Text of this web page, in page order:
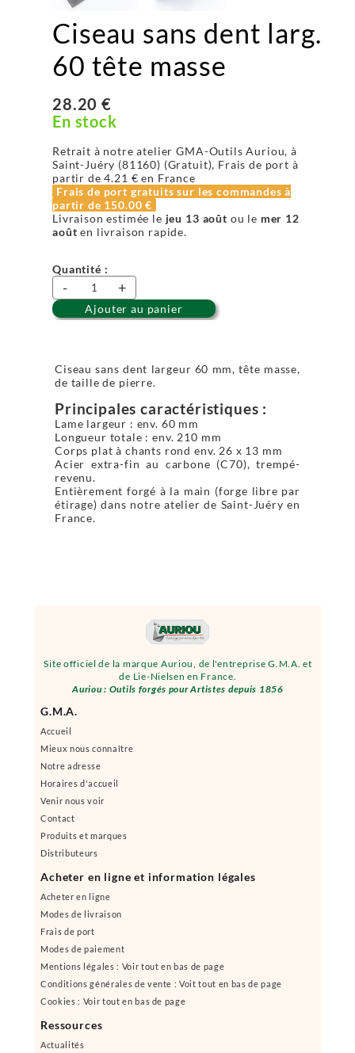
Site officiel de la marque Auriou, de l'entreprise G.M.A. et
de Lie-Nielsen en France.
Auriou : Outils forgés pour Artistes depuis 1856
G.M.A.
Accueil
Mieux nous connaître
Notre adresse
Horaires d'accueil
Venir nous voir
Contact
Produits et marques
Distributeurs
Acheter en ligne et information légales
Acheter en ligne
Modes de livraison
Frais de port
Modes de paiement
Mentions légales : Voir tout en bas de page
Conditions générales de vente : Voit tout en bas de page
Cookies : Voir tout en bas de page
Ressources
Actualités
Ciseau sans dent larg.
60 tête masse
28.20 €
En stock
Retrait à notre atelier GMA-Outils Auriou, à
Saint-Juéry (81160) (Gratuit), Frais de port à
partir de4.21 € en France
Frais de port gratuits sur les commandes à
partir de 150.00 €
Livraison estimée le jeu 13 août ou le mer 12
août en livraison rapide.
Quantité :
- +
Ajouter au panier
Ciseau sans dent largeur 60 mm, tête masse,
de taille de pierre.
Principales caractéristiques :
Lame largeur : env. 60 mm
Longueur totale : env. 210 mm
Corps plat à chants rond env. 26 x 13 mm
Acier extra-fin au carbone (C70), trempé-
revenu.
Entièrement forgé à la main (forge libre par
étirage) dans notre atelier de Saint-Juéry en
France.